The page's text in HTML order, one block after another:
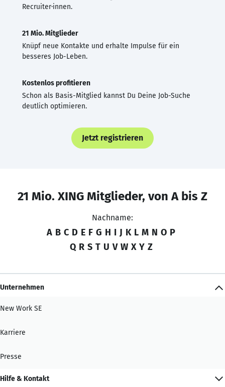
Recruiter·innen.
21 Mio. Mitglieder
Knüpf neue Kontakte und erhalte Impulse für ein
besseres Job-Leben.
Kostenlos profitieren
Schon als Basis-Mitglied kannst Du Deine Job-Suche
deutlich optimieren.
Jetzt registrieren
21 Mio. XING Mitglieder, von A bis Z
Nachname:
A B C D E F G H I J K L M N O P
Q R S T U V W X Y Z
Unternehmen
New Work SE
Karriere
Presse
Hilfe & Kontakt